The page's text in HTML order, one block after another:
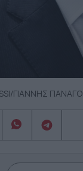
ΓΙΑΝΝΗΣ